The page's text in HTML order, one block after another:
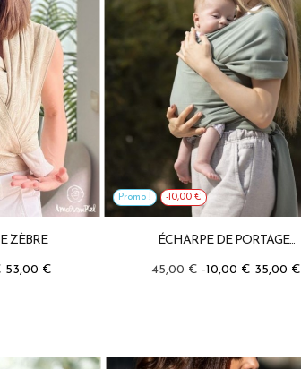
ZÈBRE
53,00 €
Promo ! -10,00 €
ÉCHARPE DE PORTAGE...
45,00 € -10,00 € 35,00 €